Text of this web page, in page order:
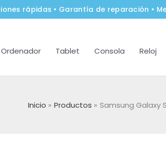
rápidas • Garantía de reparación •
Ordenador Tablet Consola Reloj
Inicio Productos Samsung Galaxy